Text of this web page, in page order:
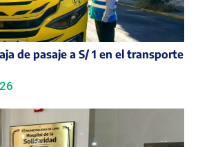
de pasaje a S/ 1 en el transporte